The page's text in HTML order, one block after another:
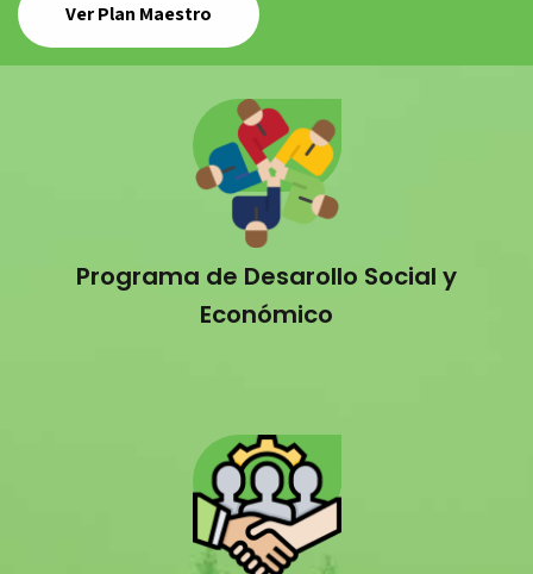
Ver Plan Maestro
Programa de Desarollo Social y
Económico